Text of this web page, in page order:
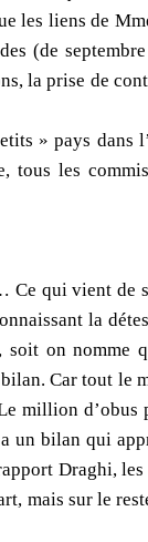
les liens de
(de
la prise de
» pays dans
les
qui vient de
la
on nomme
Car tout le
d’obus
un bilan qui
Draghi,
mais sur le